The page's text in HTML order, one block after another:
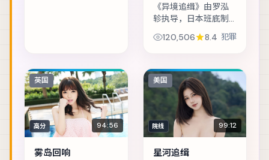
《异境追缉》由罗泓
轸执导，日本班底制
作，类型定位为犯
罪。渔村少年捡到陌
走私与反走私的漩
涡。主演包括沈腾、
宋康昊、赞达亚 等，
表...
120,506 8.4 犯罪
英国
高分 94:56
雾岛回响
美国
院线 99:12
星河追缉